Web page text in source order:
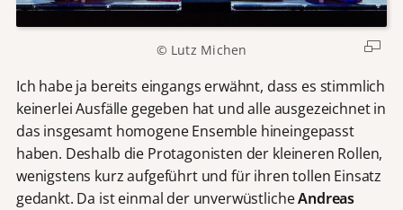
© Lutz Michen
Ich habe ja bereits eingangs erwähnt, dass es stimmlich
keinerlei Ausfälle gegeben hat und alle ausgezeichnet in
das insgesamt homogene Ensemble hineingepasst
haben. Deshalb die Protagonisten der kleineren Rollen,
wenigstens kurz aufgeführt und für ihren tollen Einsatz
gedankt. Da ist einmal der unverwüstlicheAndreas